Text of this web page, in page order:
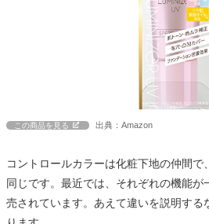
この商品を見る 出典：Amazon
コントロールカラーは化粧下地の仲間
同じです。最近では、それぞれの機能が
売されています。あえて違いを説明する